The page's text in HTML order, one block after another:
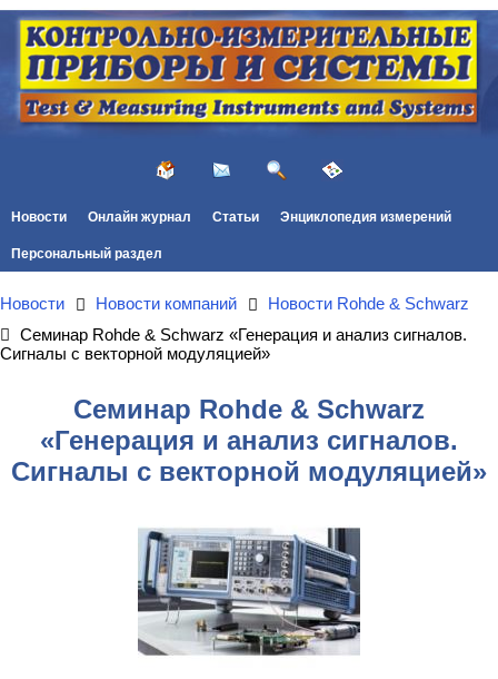
Новости Онлайн журнал Статьи Энциклопедия измерений
Персональный раздел
Новости Новости компаний
Новости Rohde & Schwarz
Семинар Rohde & Schwarz «Генерация и анализ сигналов.
Сигналы с векторной модуляцией»
Семинар Rohde & Schwarz
«Генерация и анализ сигналов.
Сигналы с векторной модуляцией»